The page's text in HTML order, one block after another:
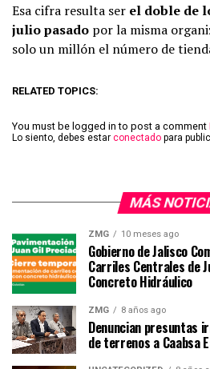
Esa cifra resulta ser el doble de
julio pasado por la misma
solo un millón el número de
RELATED TOPICS:
You must be logged in to post a comment
Lo siento, debes estar conectado para
MÁS
ZMG 10 meses ago
Gobierno de Jalisco
Carriles Centrales de
Concreto Hidráulico
ZMG 8 años ago
Denuncian presuntas
de terrenos a Caabsa